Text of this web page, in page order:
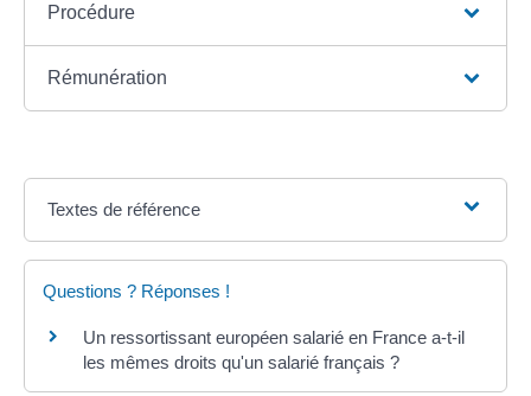
Procédure
Rémunération
Textes de référence
Questions ? Réponses !
Un ressortissant européen salarié en France a-t-il
les mêmes droits qu'un salarié français ?